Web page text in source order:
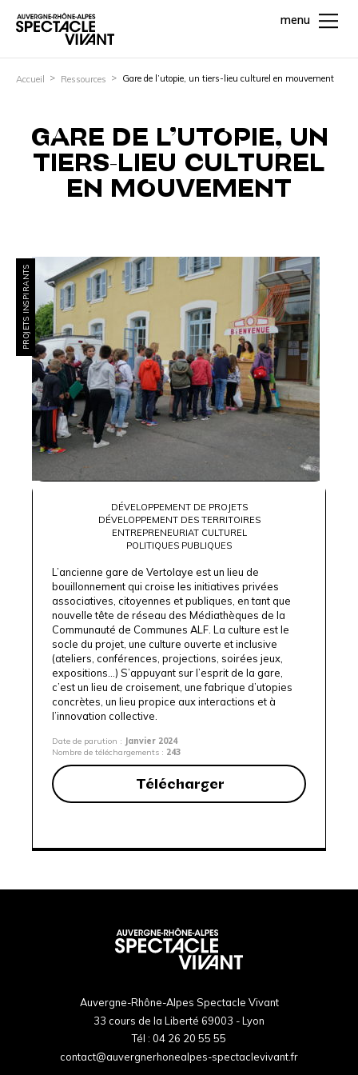
menu
Accueil Ressources Gare de l’utopie, un tiers-lieu culturel en mouvement
GARE DE L’UTOPIE, UN
TIERS-LIEU CULTUREL
EN MOUVEMENT
PROJETS INSPIRANTS
DÉVELOPPEMENT DE PROJETS
DÉVELOPPEMENT DES TERRITOIRES
ENTREPRENEURIAT CULTUREL
POLITIQUES PUBLIQUES
L’ancienne gare de Vertolaye est un lieu de
bouillonnement qui croise les initiatives privées
associatives, citoyennes et publiques, en tant que
nouvelle tête de réseau des Médiathèques de la
Communauté de Communes ALF. La culture est le
socle du projet, une culture ouverte et inclusive
(ateliers, conférences, projections, soirées jeux,
expositions...) S’appuyant sur l’esprit de la gare,
c’est un lieu de croisement, une fabrique d’utopies
concrètes, un lieu propice aux interactions et à
l’innovation collective.
Date de parution : Janvier 2024
Nombre de téléchargements : 243
Télécharger
Auvergne-Rhône-Alpes Spectacle Vivant
33 cours de la Liberté 69003 - Lyon
Tél : 04 26 20 55 55
contact@auvergnerhonealpes-spectaclevivant.fr